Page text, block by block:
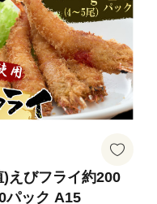
えびフライ約200
パック A15